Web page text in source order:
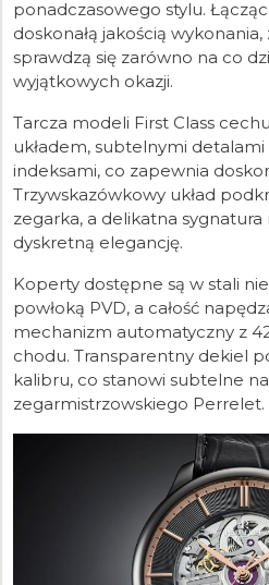
ponadczasowego stylu.
doskonałą jakością
sprawdzą się zarówno na co
wyjątkowych okazji.
Tarcza modeli First Class
układem, subtelnymi detalami
indeksami, co zapewnia
Trzywskazówkowy układ
zegarka, a delikatna
dyskretną elegancję.
Koperty dostępne są w stali
powłoką PVD, a całość
mechanizm automatyczny z
chodu. Transparentny dekiel
kalibru, co stanowi subtelne
zegarmistrzowskiego Perrelet.